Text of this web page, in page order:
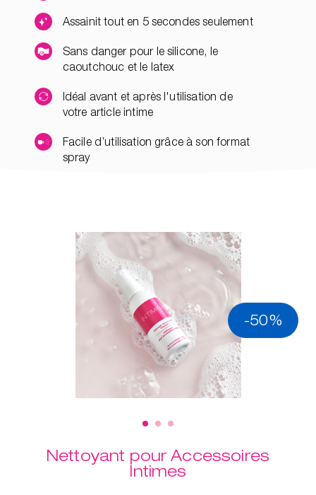
Assainit tout en 5 secondes seulement
Sans danger pour le silicone, le
caoutchouc et le latex
Idéal avant et après l'utilisation de
votre article intime
Facile d’utilisation grâce à son format
spray
-50%
Nettoyant pour Accessoires
Intimes